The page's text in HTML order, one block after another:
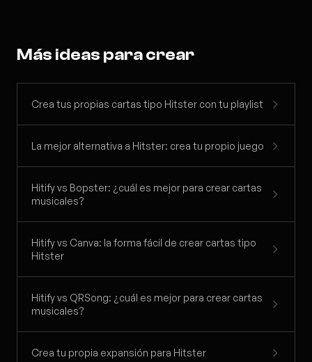
Más ideas para crear
Crea tus propias cartas tipo Hitster con tu playlist
La mejor alternativa a Hitster: crea tu propio juego
Hitify vs Bopster: ¿cuál es mejor para crear cartas
musicales?
Hitify vs Canva: la forma fácil de crear cartas tipo
Hitster
Hitify vs QRSong: ¿cuál es mejor para crear cartas
musicales?
Crea tu propia expansión para Hitster